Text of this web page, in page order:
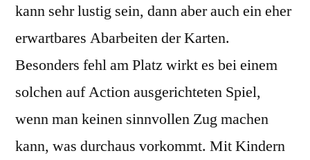
kann sehr lustig sein, dann aber auch ein eher
erwartbares Abarbeiten der Karten.
Besonders fehl am Platz wirkt es bei einem
solchen auf Action ausgerichteten Spiel,
wenn man keinen sinnvollen Zug machen
kann, was durchaus vorkommt. Mit Kindern